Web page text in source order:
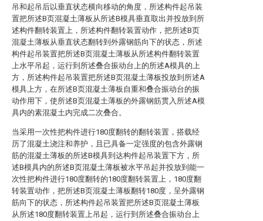
吊和起吊后以垂直状态横向移动的角度，所述构件起吊装
置把所述B页混凝土薄板从所述B模具垂直取出并投放到所
述构件翻转装置上，所述构件翻转装置动作，把所述B页
混凝土薄板从垂直状态翻转到外露钢筋向下的状态，所述
构件起吊装置把所述B页混凝土薄板从所述构件翻转装置
上水平吊起，运行到所述叠合振动台上的所述A模具的上
方，所述构件起吊装置把所述B页混凝土薄板投放到所述A
模具上方，在所述B页混凝土薄板自重和叠合振动台的振
动作用下，使所述B页混凝土薄板的外露钢筋贯入所述A模
具内的素混凝土内完成二次叠合。
当采用一次性把构件进行180度翻转的翻转装置，搭载经
历了混凝土浇注和养护，且已具备一定强度的包含外露钢
筋的混凝土薄板的所述B模具到达构件起吊装置下方，所
述B模具内的所述B页混凝土薄板被水平吊起并投放到能一
次性把构件进行180度翻转的180度翻转装置上，180度翻
转装置动作，把所述B页混凝土薄板翻转180度，呈外露钢
筋向下的状态，所述构件起吊装置把所述B页混凝土薄板
从所述180度翻转装置上吊起，运行到所述叠合振动台上